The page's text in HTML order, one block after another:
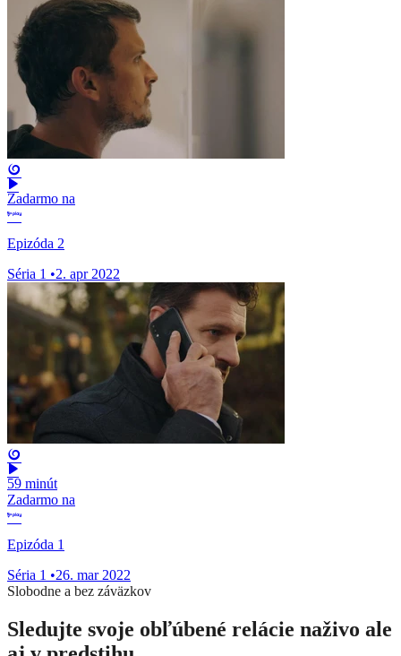
Zadarmo na
Epizóda 2
Séria 1 •2. apr 2022
59 minút
Zadarmo na
Epizóda 1
Séria 1 •26. mar 2022
Slobodne a bez záväzkov
Sledujte svoje obľúbené relácie naživo ale